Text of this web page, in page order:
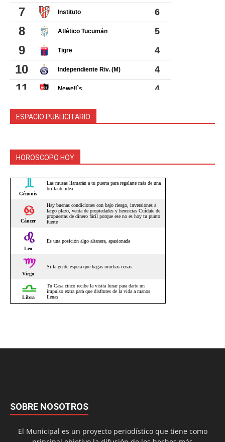
ESPACIO PUBLICITARIO
HOROSCOPO HOY
SOBRE NOSOTROS
El Municipal es un proyecto periodístico que tiene como